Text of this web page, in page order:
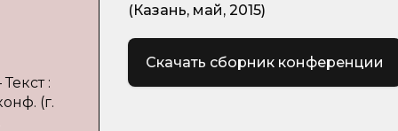
:
(г.
(Казань, май, 2015)
Скачать сборник конференции